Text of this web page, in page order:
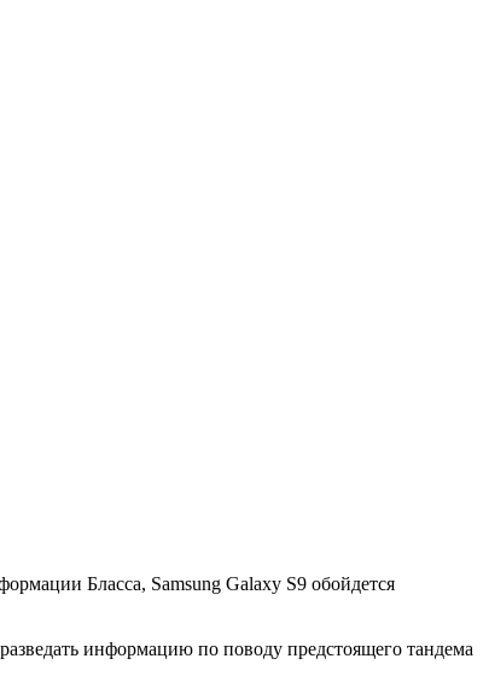
Бласса, Samsung Galaxy S9 обойдется
информацию по поводу предстоящего тандема